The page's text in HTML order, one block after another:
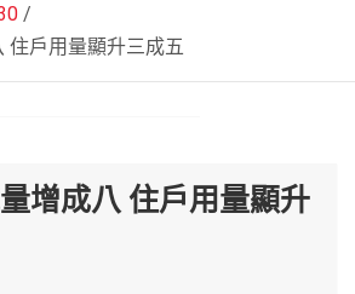
住戶用量顯升三成五
增成八 住戶用量顯升